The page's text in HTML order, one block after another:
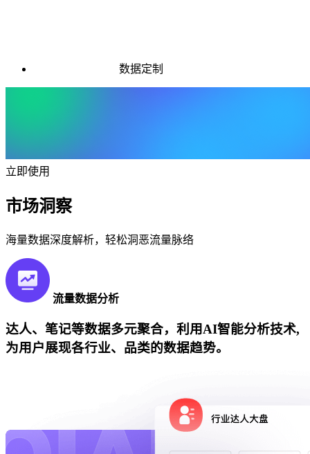
数据定制
立即使用
市场洞察
海量数据深度解析，轻松洞恶流量脉络
流量数据分析
达人、笔记等数据多元聚合，利用AI智能分析技术,
为用户展现各行业、品类的数据趋势。